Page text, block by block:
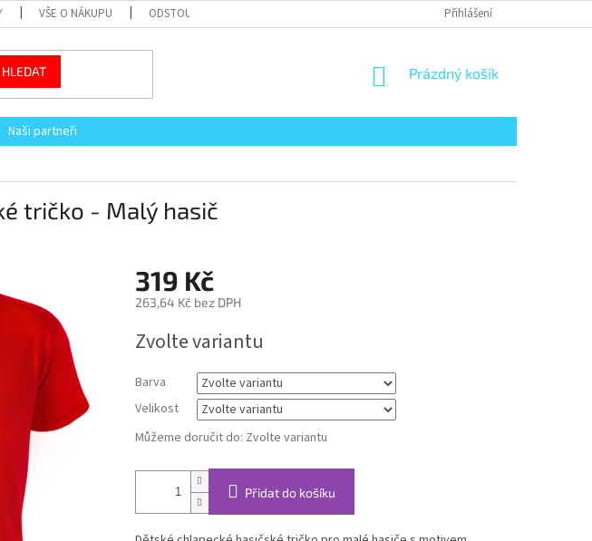
VŠE O NÁKUPU ODSTOUPENÍ KUPUJÍCÍHO OD SMLOUVY REKLAMACE ZBOŽÍ
Přihlášení
HLEDAT
NÁKUPNÍ
Prázdný košík
Naši partneři
tričko - Malý hasič
319 Kč
263,64 Kč bez DPH
cena:
Zvolte variantu
Barva
Velikost
Můžeme doručit do: Zvolte variantu
Přidat do košíku